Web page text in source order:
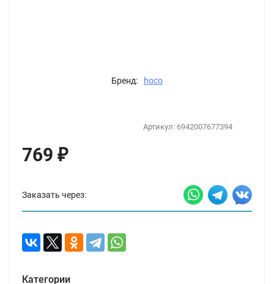
Бренд: hoco
Артикул: 6942007677394
769 ₽
Заказать через:
Категории